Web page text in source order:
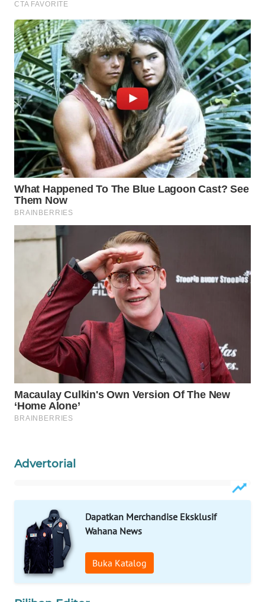
Advertorial
Dapatkan Merchandise Eksklusif
Wahana News
Buka Katalog
OTOMOTIF
WAHANA
HEALTH
WAHANA
DESA
WISATA
LAPAK
WAHANA
Wahana
Network
KONSUMEN
LISTRIK
MASYARAKAT
KELISTRIKAN
WALINKI
ID
MAWAKA
ID
MARTABAT
PLN
MKLI
LPKKI
LKKI
KOPEKLIN